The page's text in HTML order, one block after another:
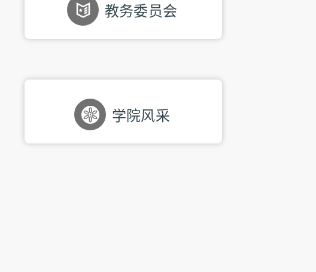
教务委员会
学院风采